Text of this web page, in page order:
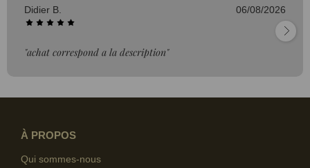
Didier B. 06/08/2026
"achat correspond a la description"
À PROPOS
Qui sommes-nous